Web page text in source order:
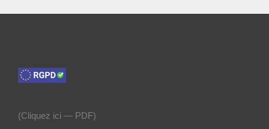
(Cliquez ici — PDF)